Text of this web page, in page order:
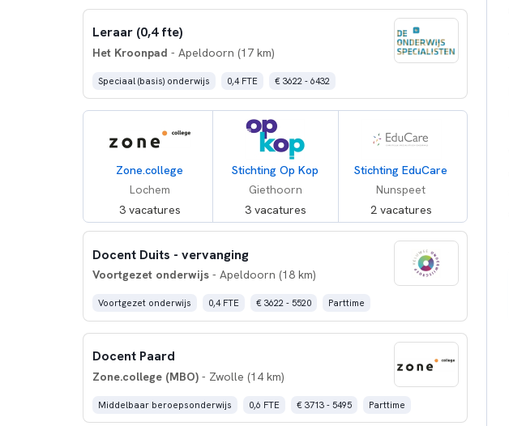
Leraar (0,4 fte)
Het Kroonpad - Apeldoorn (17 km)
Speciaal (basis) onderwijs 0,4 FTE € 3622 - 6432
Zone.college
Lochem
3 vacatures
Stichting Op Kop
Giethoorn
3 vacatures
Stichting EduCare
Nunspeet
2 vacatures
Docent Duits - vervanging
Voortgezet onderwijs- Apeldoorn (18 km)
Voortgezet onderwijs 0,4 FTE € 3622 - 5520 Parttime
Docent Paard
Zone.college (MBO)- Zwolle (14 km)
Middelbaar beroepsonderwijs 0,6 FTE € 3713 - 5495 Parttime